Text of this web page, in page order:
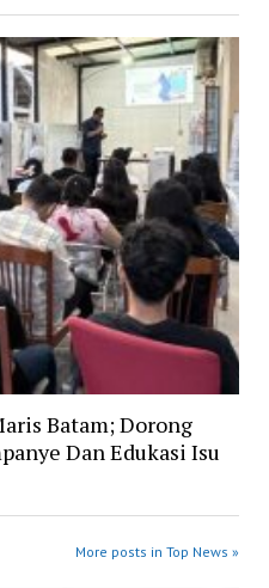
Batam; Dorong
Dan Edukasi Isu
More posts in Top News »